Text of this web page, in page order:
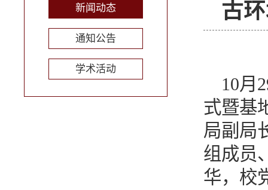
新闻动态
通知公告
学术活动
古
10月
式暨基
局副局
组成员
华，校